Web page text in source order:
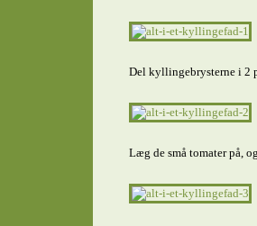
Del kyllingebrysterne i 2
Læg de små tomater på,